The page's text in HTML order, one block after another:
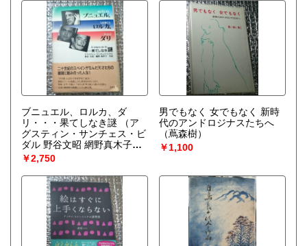
ブニュエル、ロルカ、ダ
リ・・・果てしなき謎
（ア
グスティン・サンチェス・ビ
ダル 野谷文昭 網野真木子
訳）
￥2,750
男でもなく 女でもなく 新時
代のアンドロジナスたちへ
（蔦森樹）
￥1,100